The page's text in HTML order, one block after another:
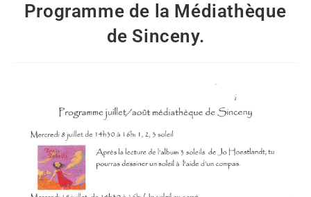
Programme de la Médiathèque
de Sinceny.